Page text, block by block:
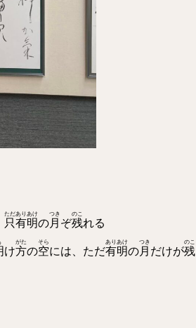
只
ただ
有明
ありあけ
の月
つき
ぞ残
のこ
れる
け方
がた
の空
そら
には、ただ有明
ありあけ
の月
つき
だけが残
のこ